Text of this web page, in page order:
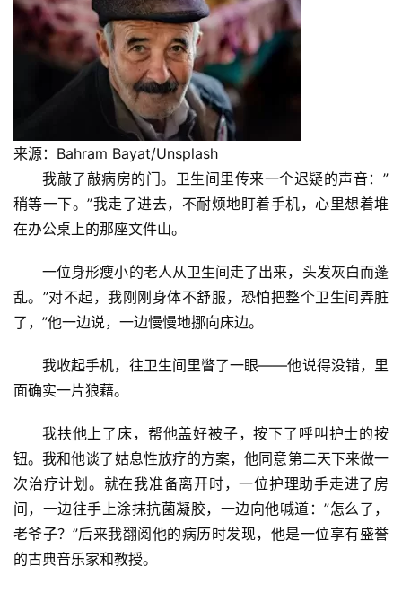
来源：Bahram Bayat/Unsplash
我敲了敲病房的门。卫生间里传来一个迟疑的声音：”
稍等一下。”我走了进去，不耐烦地盯着手机，心里想着堆
在办公桌上的那座文件山。
一位身形瘦小的老人从卫生间走了出来，头发灰白而蓬
乱。”对不起，我刚刚身体不舒服，恐怕把整个卫生间弄脏
了，”他一边说，一边慢慢地挪向床边。
我收起手机，往卫生间里瞥了一眼——他说得没错，里
面确实一片狼藉。
我扶他上了床，帮他盖好被子，按下了呼叫护士的按
钮。我和他谈了姑息性放疗的方案，他同意第二天下来做一
次治疗计划。就在我准备离开时，一位护理助手走进了房
间，一边往手上涂抹抗菌凝胶，一边向他喊道：”怎么了，
老爷子？”后来我翻阅他的病历时发现，他是一位享有盛誉
的古典音乐家和教授。